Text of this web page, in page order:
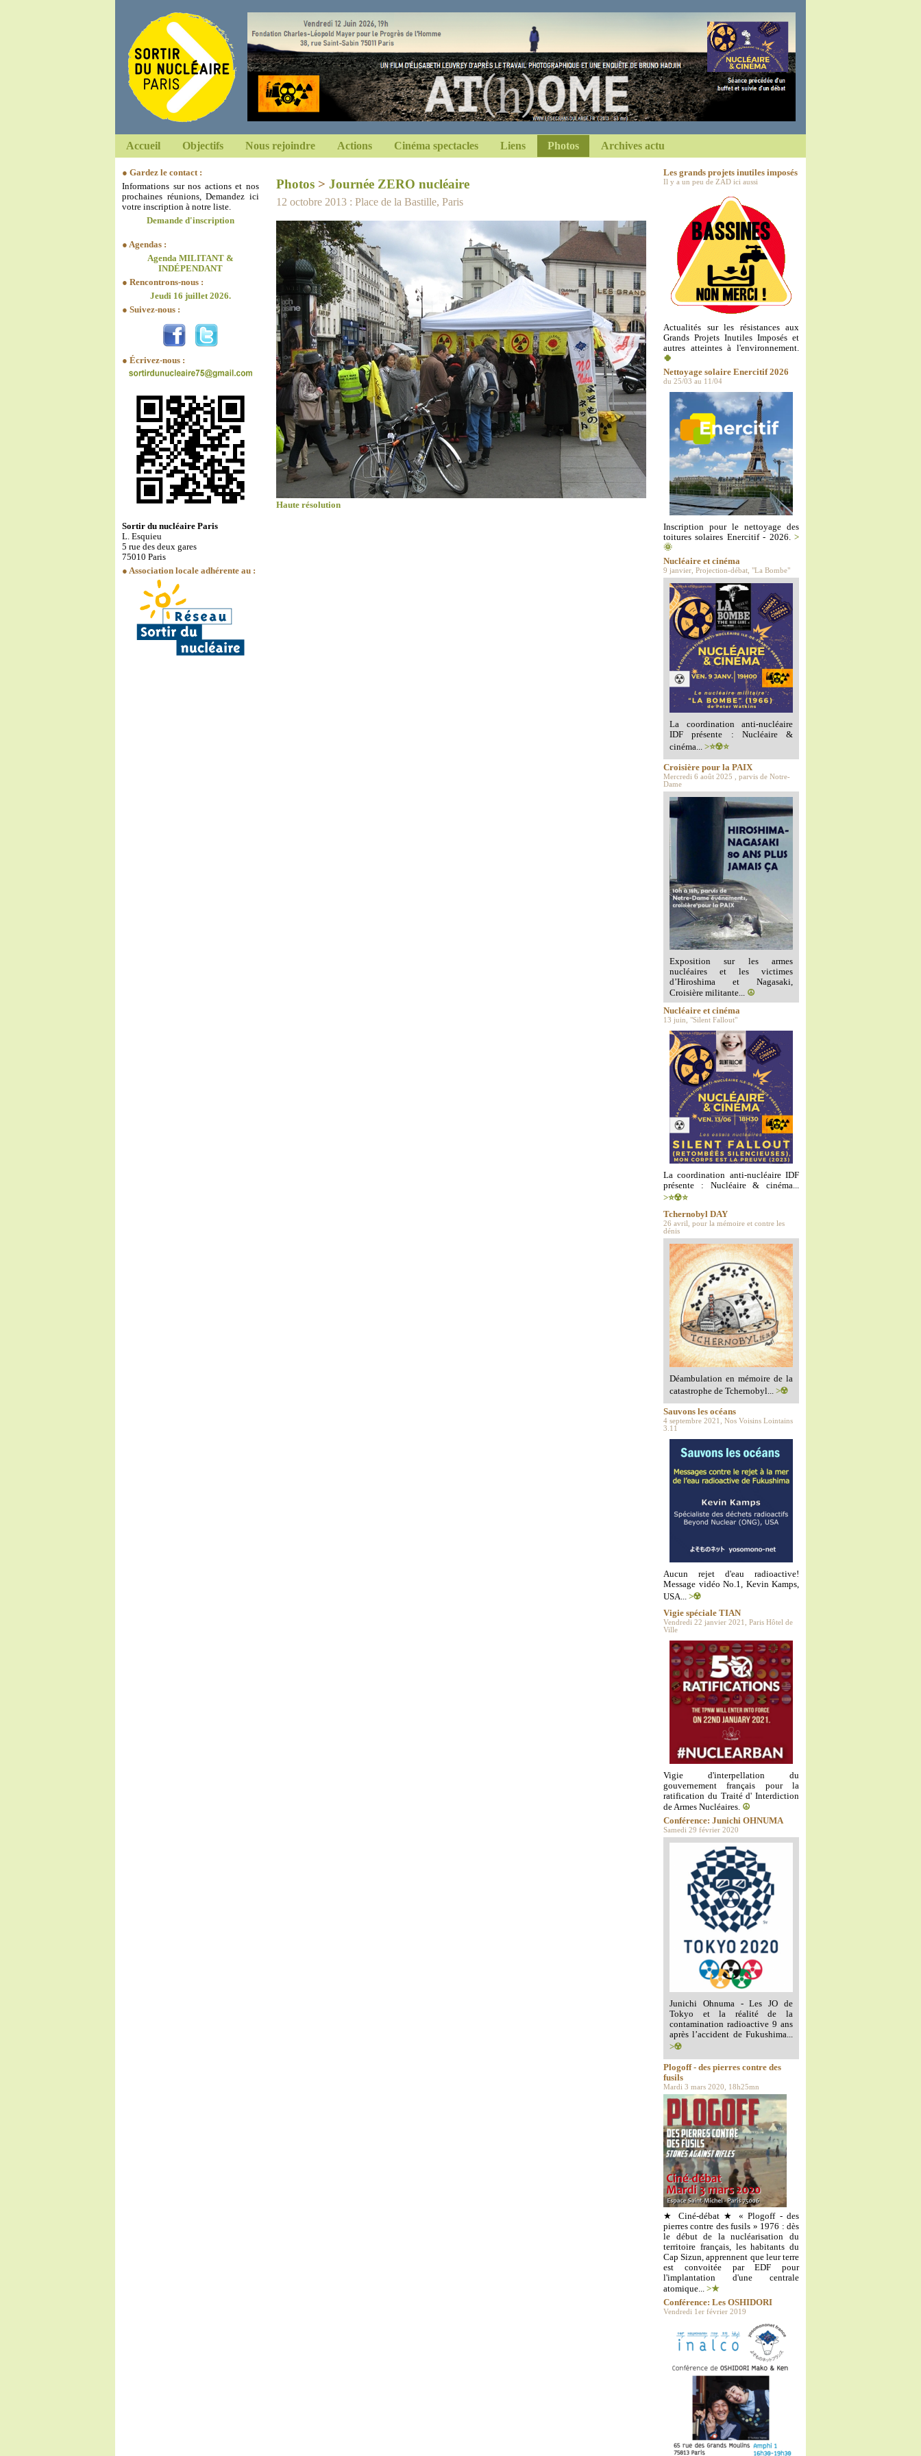
Accueil Objectifs Nous rejoindre Actions Cinéma spectacles Liens Photos Archives actu
● Gardez le contact :
Informations sur nos actions et nos
prochaines réunions, Demandez ici
votre inscription à notre liste.
Demande d'inscription
● Agendas :
Agenda MILITANT &
INDÉPENDANT
● Rencontrons-nous :
Jeudi 16 juillet 2026.
● Suivez-nous :
● Écrivez-nous :
Sortir du nucléaire Paris
L. Esquieu
5 rue des deux gares
75010 Paris
● Association locale adhérente au :
Photos > Journée ZERO nucléaire
12 octobre 2013 : Place de la Bastille, Paris
Haute résolution
Les grands projets inutiles imposés
Il y a un peu de ZAD ici aussi
Actualités sur les résistances aux
Grands Projets Inutiles Imposés et
autres atteintes à l'environnement.
🍀
Nettoyage solaire Enercitif 2026
du 25/03 au 11/04
Inscription pour le nettoyage des
toitures solaires Enercitif - 2026.>
🌞
Nucléaire et cinéma
9 janvier, Projection-débat, "La Bombe"
La coordination anti-nucléaire
IDF présente : Nucléaire &
cinéma... >⭐️☢️⭐️
Croisière pour la PAIX
Mercredi 6 août 2025 , parvis de Notre-
Dame
Exposition sur les armes
nucléaires et les victimes
d’Hiroshima et Nagasaki,
Croisière militante... ☮️
Nucléaire et cinéma
13 juin, "Silent Fallout"
La coordination anti-nucléaire IDF
présente : Nucléaire & cinéma...
>⭐️☢️⭐️
Tchernobyl DAY
26 avril, pour la mémoire et contre les
dénis
Déambulation en mémoire de la
catastrophe de Tchernobyl... >☢️
Sauvons les océans
4 septembre 2021, Nos Voisins Lointains
3.11
Aucun rejet d'eau radioactive!
Message vidéo No.1, Kevin Kamps,
USA... >☢️
Vigie spéciale TIAN
Vendredi 22 janvier 2021, Paris Hôtel de
Ville
Vigie d'interpellation du
gouvernement français pour la
ratification du Traité d' Interdiction
de Armes Nucléaires. ☮️
Conférence: Junichi OHNUMA
Samedi 29 février 2020
Junichi Ohnuma - Les JO de
Tokyo et la réalité de la
contamination radioactive 9 ans
après l’accident de Fukushima...
>☢️
Plogoff - des pierres contre des
fusils
Mardi 3 mars 2020, 18h25mn
★ Ciné-débat ★ « Plogoff - des
pierres contre des fusils » 1976 : dès
le début de la nucléarisation du
territoire français, les habitants du
Cap Sizun, apprennent que leur terre
est convoitée par EDF pour
l'implantation d'une centrale
atomique... >★
Conférence: Les OSHIDORI
Vendredi 1er février 2019